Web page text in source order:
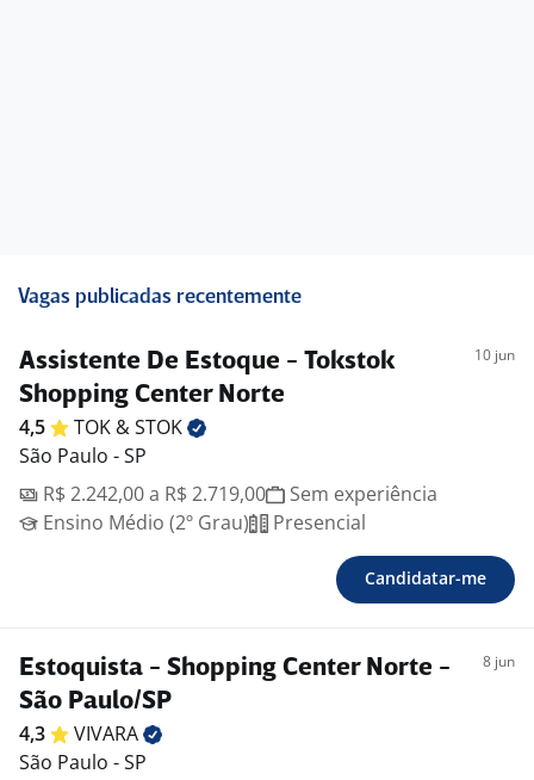
Vagas publicadas recentemente
Assistente De Estoque - Tokstok
Shopping Center Norte
10 jun
4,5 TOK &STOK
São Paulo - SP
R$ 2.242,00 a R$ 2.719,00
Sem experiência
Ensino Médio (2º Grau)
Presencial
Candidatar-me
Estoquista - Shopping Center Norte -
São Paulo/SP
8 jun
4,3
VIVARA
São Paulo - SP